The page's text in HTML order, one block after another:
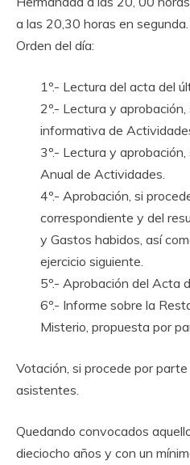
a las 20,30 horas en
Orden del día:
1º.- Lectura del acta del
2º.- Lectura y
informativa de
3º.- Lectura y
Anual de Actividades.
4º.- Aprobación, si
correspondiente y del
y Gastos habidos, así
ejercicio siguiente.
5º.- Aprobación del Acta
6º.- Informe sobre la
Misterio, propuesta por
Votación, si procede por
asistentes.
Quedando convocados
dieciocho años y con un